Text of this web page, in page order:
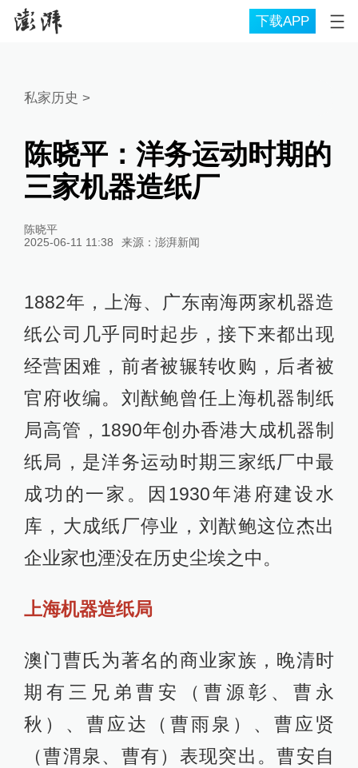
下载APP
私家历史 >
陈晓平：洋务运动时期的
三家机器造纸厂
陈晓平
2025-06-11 11:38
来源： 澎湃新闻
1882年，上海、广东南海两家机器造
纸公司几乎同时起步，接下来都出现
经营困难，前者被辗转收购，后者被
官府收编。刘猷鲍曾任上海机器制纸
局高管，1890年创办香港大成机器制
纸局，是洋务运动时期三家纸厂中最
成功的一家。因1930年港府建设水
库，大成纸厂停业，刘猷鲍这位杰出
企业家也湮没在历史尘埃之中。
上海机器造纸局
澳门曹氏为著名的商业家族，晚清时
期有三兄弟曹安（曹源彰、曹永
秋）、曹应达（曹雨泉）、曹应贤
（曹渭泉、曹有）表现突出。曹安自